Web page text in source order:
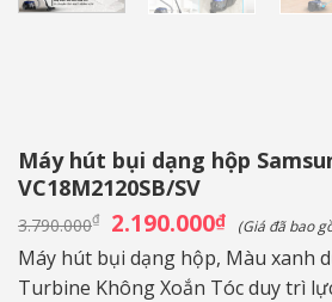
Máy hút bụi dạng hộp
VC18M2120SB/SV
3.790.000₫ Giá
gốc
là:
3.790.000₫.
2.190.000₫Giá
hiện
tại
là:
2.190.000₫.
(Giá đã bao
Máy hút bụi dạng hộp, Màu xanh
Turbine Không Xoắn Tóc duy trì